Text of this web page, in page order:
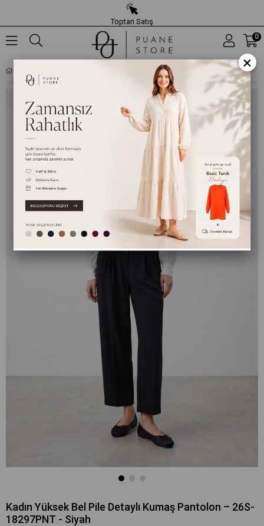
Toptan Satış
0
Kadın Yüksek Bel Pile Detaylı Kumaş Pantolon – 26S-
18297PNT - Siyah
×